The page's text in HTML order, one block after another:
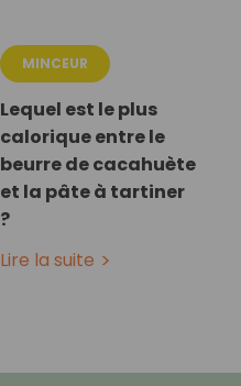
MINCEUR
Lequel est le plus
calorique entre le
beurre de cacahuète
et la pâte à tartiner
?
Lire la suite